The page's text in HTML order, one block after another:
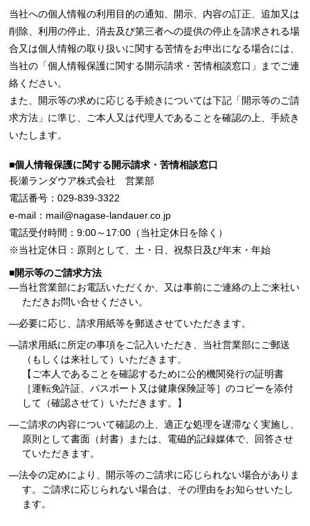
当社への個人情報の利用目的の通知、開示、内容の訂正、追加又は
削除、利用の停止、消去及び第三者への提供の停止を請求される場
合又は個人情報の取り扱いに関する苦情をお申出になる場合には、
当社の「個人情報保護に関する開示請求・苦情相談窓口」までご連
絡ください。
また、開示等の求めに応じる手続きについては下記「開示等のご請
求方法」に準じ、ご本人又は代理人であることを確認の上、手続き
いたします。
■個人情報保護に関する開示請求・苦情相談窓口
長瀬ランダウア株式会社 営業部
電話番号：029-839-3322
e-mail：mail@nagase-landauer.co.jp
電話受付時間：9:00～17:00（当社定休日を除く）
※当社定休日：原則として、土・日、祝祭日及び年末・年始
■開示等のご請求方法
―当社営業部にお電話いただくか、又は事前にご連絡の上ご来社い
ただきお問い合せください。
―必要に応じ、請求用紙等を郵送させていただきます。
―請求用紙に所定の事項をご記入いただき、当社営業部にご郵送
（もしくは来社して）いただきます。
【ご本人であることを確認するために公的機関発行の証明書
［運転免許証、パスポート又は健康保険証等］のコピーを添付
して（確認させて）いただきます。】
―ご請求の内容について確認の上、適正な処理を遅滞なく実施し、
原則として書面（封書）または、電磁的記録媒体で、回答させ
ていただきます。
―法令の定めにより、開示等のご請求に応じられない場合がありま
す。ご請求に応じられない場合は、その理由をお知らせいたし
ます。